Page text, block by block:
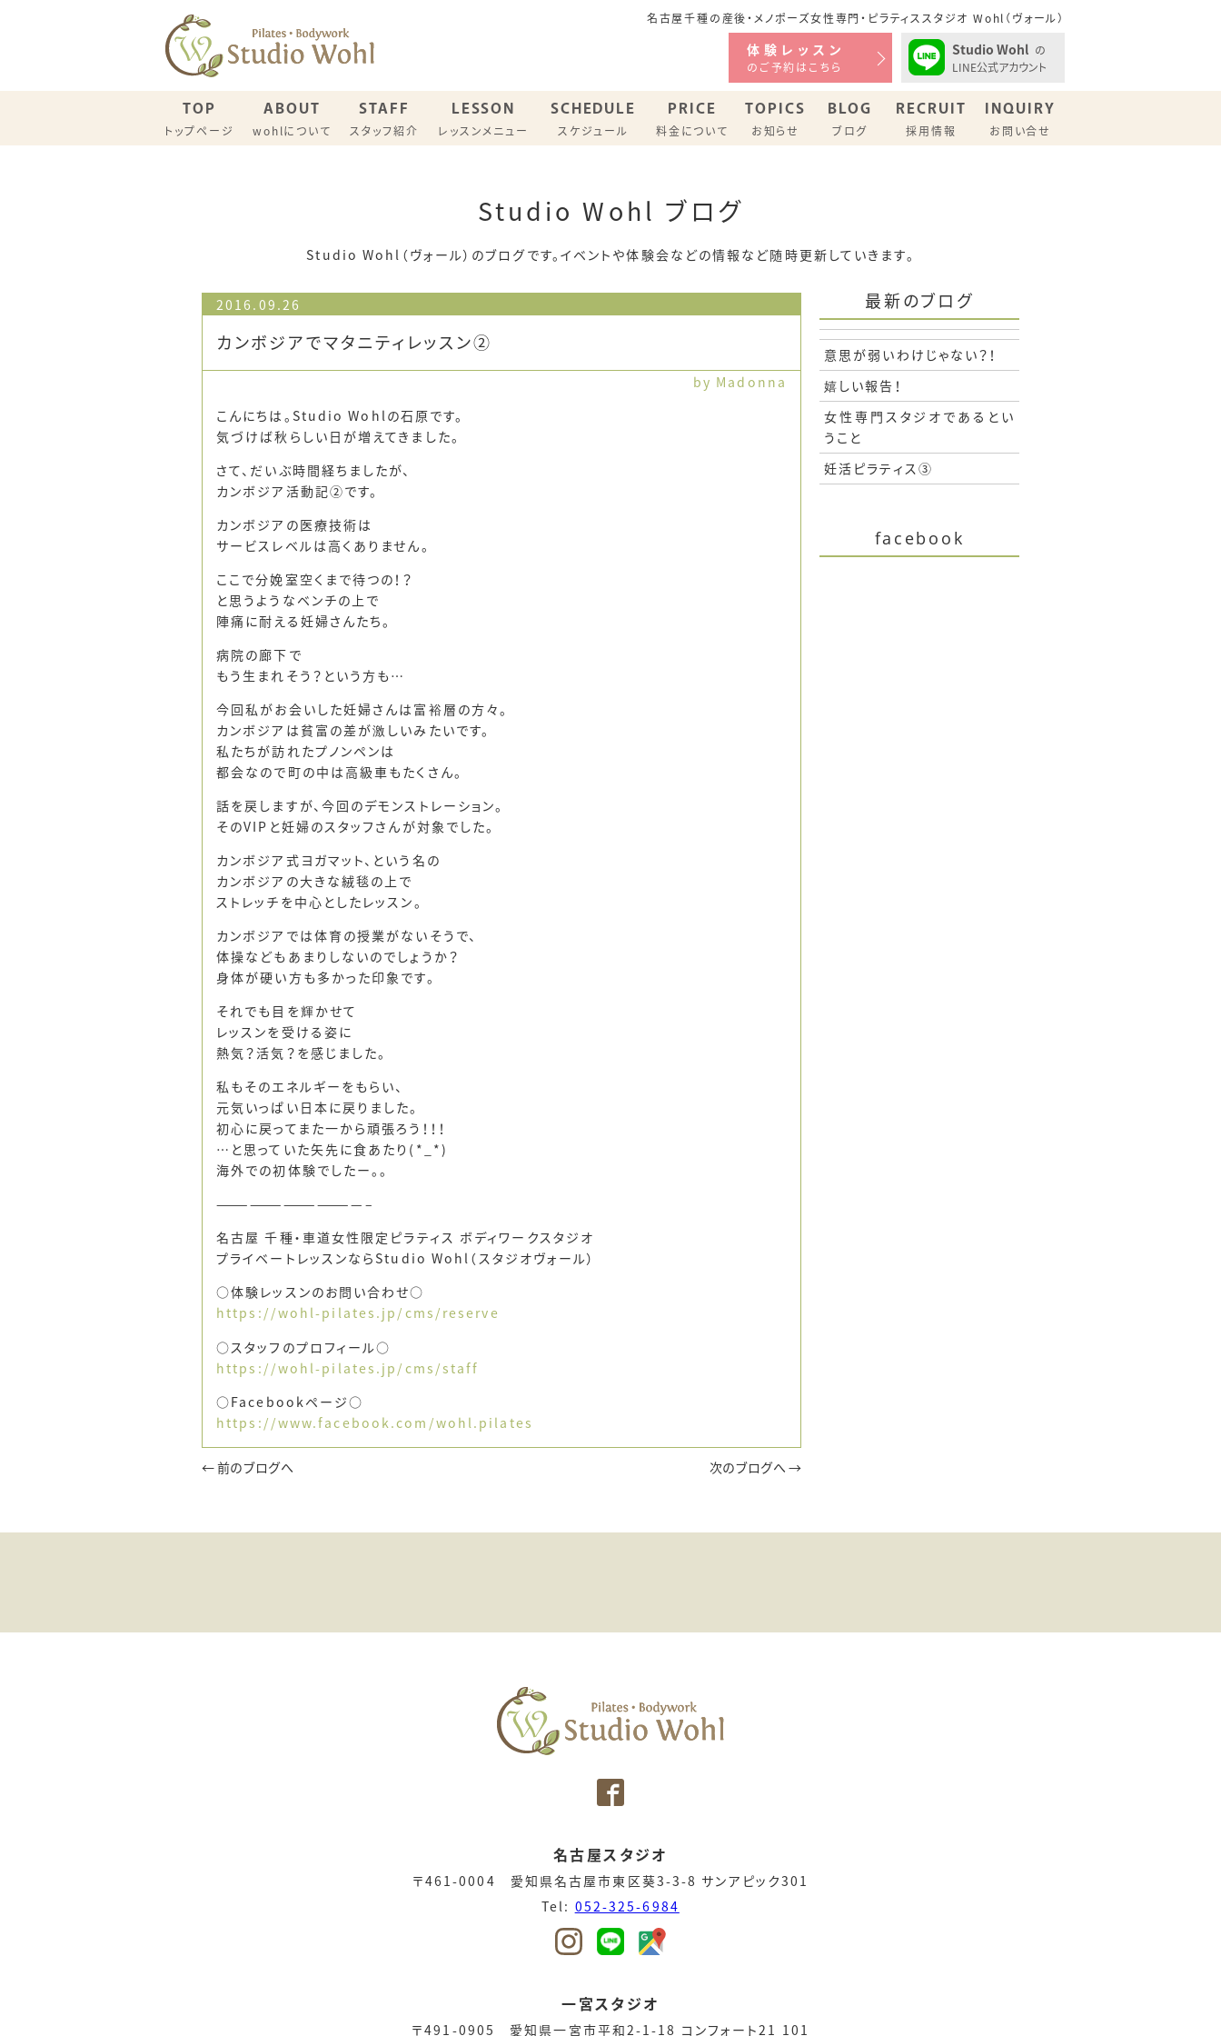
名古屋千種の産後・メノポーズ女性専門・ピラティススタジオ Wohl（ヴォール）
体験レッスン
のご予約はこちら
Studio Wohl の
LINE公式アカウント
TOP
トップページ
ABOUT
wohlについて
STAFF
スタッフ紹介
LESSON
レッスンメニュー
産後リカバリーピラティス メノポーズピラティス
SCHEDULE
スケジュール
名古屋スタジオ スケジュール
一宮スタジオ スケジュール
PRICE
料金について
TOPICS
お知らせ
BLOG
ブログ
RECRUIT
採用情報
INQUIRY
お問い合せ
Studio Wohl ブログ
Studio Wohl（ヴォール）のブログです。イベントや体験会などの情報など随時更新していきます。
2016.09.26
カンボジアでマタニティレッスン②
by Madonna
こんにちは。Studio Wohlの石原です。
気づけば秋らしい日が増えてきました。
さて、だいぶ時間経ちましたが、
カンボジア活動記②です。
カンボジアの医療技術は
サービスレベルは高くありません。
ここで分娩室空くまで待つの！？
と思うようなベンチの上で
陣痛に耐える妊婦さんたち。
病院の廊下で
もう生まれそう？という方も…
今回私がお会いした妊婦さんは富裕層の方々。
カンボジアは貧富の差が激しいみたいです。
私たちが訪れたプノンペンは
都会なので町の中は高級車もたくさん。
話を戻しますが、今回のデモンストレーション。
そのVIPと妊婦のスタッフさんが対象でした。
カンボジア式ヨガマット、という名の
カンボジアの大きな絨毯の上で
ストレッチを中心としたレッスン。
カンボジアでは体育の授業がないそうで、
体操などもあまりしないのでしょうか？
身体が硬い方も多かった印象です。
それでも目を輝かせて
レッスンを受ける姿に
熱気？活気？を感じました。
私もそのエネルギーをもらい、
元気いっぱい日本に戻りました。
初心に戻ってまた一から頑張ろう！！！
…と思っていた矢先に食あたり(*_*)
海外での初体験でしたー。。
—————————————–
名古屋 千種・車道女性限定ピラティス ボディワークスタジオ
プライベートレッスンならStudio Wohl（スタジオヴォール）
○体験レッスンのお問い合わせ○
https://wohl-pilates.jp/cms/reserve
○スタッフのプロフィール○
https://wohl-pilates.jp/cms/staff
○Facebookページ○
https://www.facebook.com/wohl.pilates
← 前のブログへ 次のブログへ →
最新のブログ
意思が弱いわけじゃない？！
嬉しい報告！
女性専門スタジオであるとい
うこと
妊活ピラティス③
facebook
名古屋スタジオ
〒461-0004 愛知県名古屋市東区葵3-3-8 サンアピック301
Tel: 052-325-6984
一宮スタジオ
〒491-0905 愛知県一宮市平和2-1-18 コンフォート21 101